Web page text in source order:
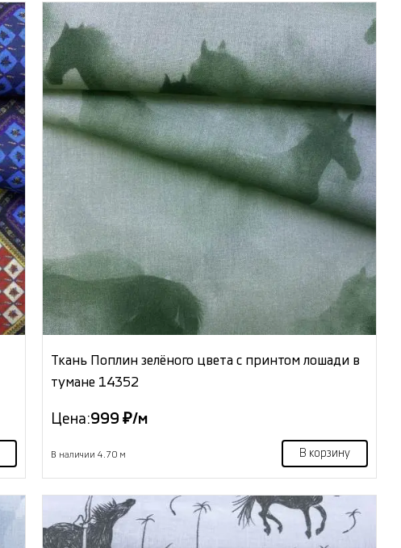
Ткань Поплин зелёного цвета с принтом лошади в
тумане 14352
Цена:999 ₽/м
В наличии 4.70 м В корзину